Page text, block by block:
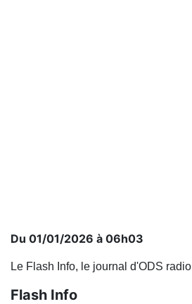
Du 01/01/2026 à 06h03
Le Flash Info, le journal d'ODS radio
Flash Info